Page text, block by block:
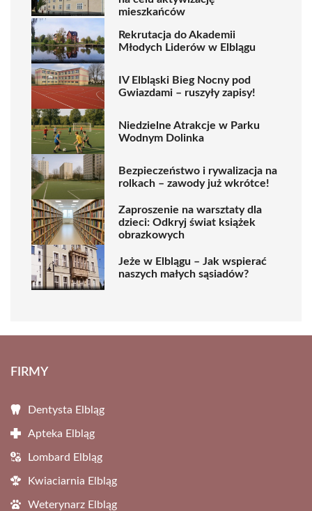
mieszkańców
Rekrutacja do Akademii
Młodych Liderów w Elblągu
IV Elbląski Bieg Nocny pod
Gwiazdami – ruszyły zapisy!
Niedzielne Atrakcje w Parku
Wodnym Dolinka
Bezpieczeństwo i rywalizacja na
rolkach – zawody już wkrótce!
Zaproszenie na warsztaty dla
dzieci: Odkryj świat książek
obrazkowych
Jeże w Elblągu – Jak wspierać
naszych małych sąsiadów?
FIRMY
Dentysta Elbląg
Apteka Elbląg
Lombard Elbląg
Kwiaciarnia Elbląg
Weterynarz Elbląg